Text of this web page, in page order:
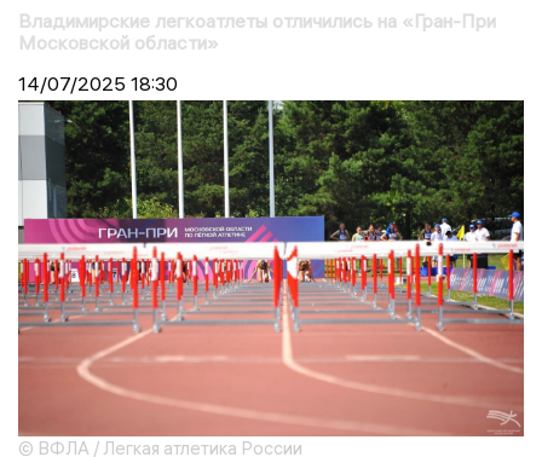
Владимирские легкоатлеты отличились на «Гран-При
Московской области»
14/07/2025 18:30
© ВФЛА / Легкая атлетика России